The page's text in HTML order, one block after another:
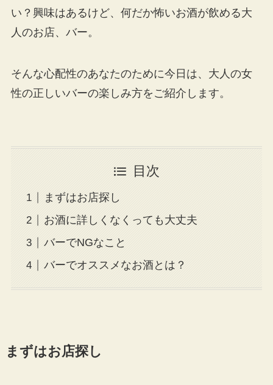
い？興味はあるけど、何だか怖いお酒が飲める大
人のお店、バー。
そんな心配性のあなたのために今日は、大人の女
性の正しいバーの楽しみ方をご紹介します。
目次
まずはお店探し
お酒に詳しくなくっても大丈夫
バーでNGなこと
バーでオススメなお酒とは？
まずはお店探し